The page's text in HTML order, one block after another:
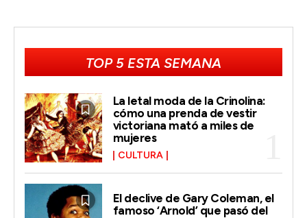
TOP 5 ESTA SEMANA
La letal moda de la Crinolina:
cómo una prenda de vestir
victoriana mató a miles de
mujeres
CULTURA
El declive de Gary Coleman, el
famoso ‘Arnold’ que pasó del